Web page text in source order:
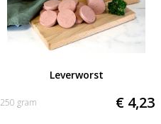
Leverworst
€ 4,23
250 gram